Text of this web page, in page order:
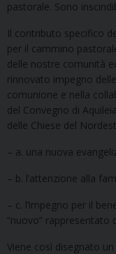
pastorale. Sono
Il contributo specifico
per il cammino
delle nostre comunità
rinnovato impegno
comunione e nella
del Convegno di
delle Chiese del
– a. una nuova
– b. l’attenzione alla
– c. l’impegno per il
“nuovo” rappresentato
Viene così disegnato